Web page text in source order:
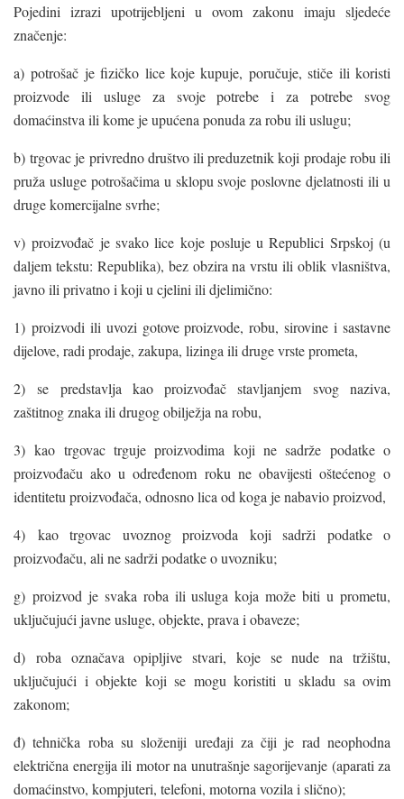
Pojedini izrazi upotrijebljeni u ovom zakonu imaju sljedeće
značenje:
a) potrošač je fizičko lice koje kupuje, poručuje, stiče ili koristi
proizvode ili usluge za svoje potrebe i za potrebe svog
domaćinstva ili kome je upućena ponuda za robu ili uslugu;
b) trgovac je privredno društvo ili preduzetnik koji prodaje robu ili
pruža usluge potrošačima u sklopu svoje poslovne djelatnosti ili u
druge komercijalne svrhe;
v) proizvođač je svako lice koje posluje u Republici Srpskoj (u
daljem tekstu: Republika), bez obzira na vrstu ili oblik vlasništva,
javno ili privatno i koji u cjelini ili djelimično:
1) proizvodi ili uvozi gotove proizvode, robu, sirovine i sastavne
dijelove, radi prodaje, zakupa, lizinga ili druge vrste prometa,
2) se predstavlja kao proizvođač stavljanjem svog naziva,
zaštitnog znaka ili drugog obilježja na robu,
3) kao trgovac trguje proizvodima koji ne sadrže podatke o
proizvođaču ako u određenom roku ne obavijesti oštećenog o
identitetu proizvođača, odnosno lica od koga je nabavio proizvod,
4) kao trgovac uvoznog proizvoda koji sadrži podatke o
proizvođaču, ali ne sadrži podatke o uvozniku;
g) proizvod je svaka roba ili usluga koja može biti u prometu,
uključujući javne usluge, objekte, prava i obaveze;
d) roba označava opipljive stvari, koje se nude na tržištu,
uključujući i objekte koji se mogu koristiti u skladu sa ovim
zakonom;
đ) tehnička roba su složeniji uređaji za čiji je rad neophodna
električna energija ili motor na unutrašnje sagorijevanje (aparati za
domaćinstvo, kompjuteri, telefoni, motorna vozila i slično);